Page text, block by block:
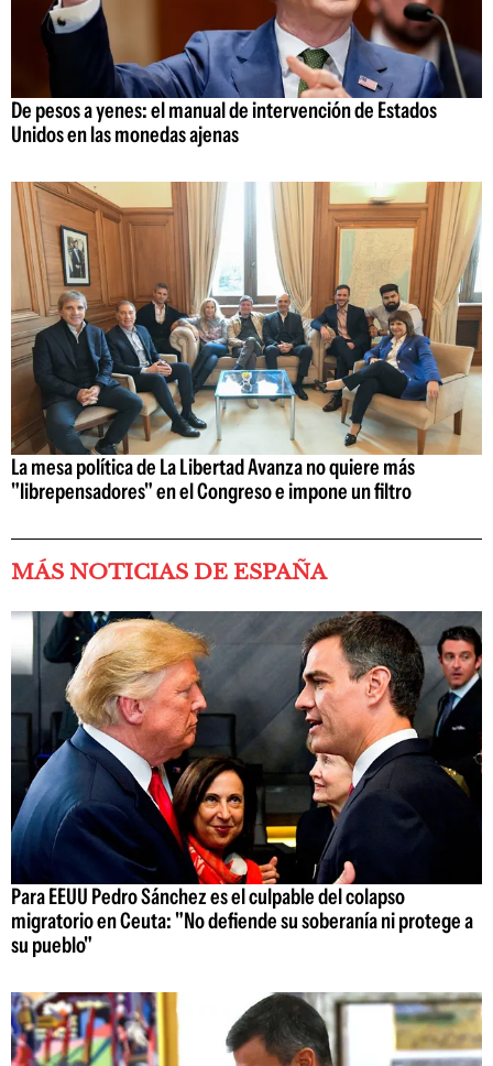
De pesos a yenes: el manual de intervención de Estados
Unidos en las monedas ajenas
La mesa política de La Libertad Avanza no quiere más
"librepensadores" en el Congreso e impone un filtro
MÁS NOTICIAS DE ESPAÑA
Para EEUU Pedro Sánchez es el culpable del colapso
migratorio en Ceuta: "No defiende su soberanía ni protege a
su pueblo"